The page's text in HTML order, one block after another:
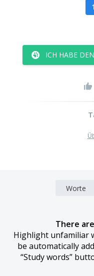
1
ICH HABE
Worte
There
Highlight unfamiliar
be automatically
“Study words”